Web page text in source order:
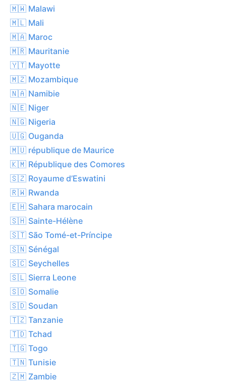
🇲🇼 Malawi
🇲🇱 Mali
🇲🇦 Maroc
🇲🇷 Mauritanie
🇾🇹 Mayotte
🇲🇿 Mozambique
🇳🇦 Namibie
🇳🇪 Niger
🇳🇬 Nigeria
🇺🇬 Ouganda
🇲🇺 république de Maurice
🇰🇲 République des Comores
🇸🇿 Royaume d’Eswatini
🇷🇼 Rwanda
🇪🇭 Sahara marocain
🇸🇭 Sainte-Hélène
🇸🇹 São Tomé-et-Príncipe
🇸🇳 Sénégal
🇸🇨 Seychelles
🇸🇱 Sierra Leone
🇸🇴 Somalie
🇸🇩 Soudan
🇹🇿 Tanzanie
🇹🇩 Tchad
🇹🇬 Togo
🇹🇳 Tunisie
🇿🇲 Zambie